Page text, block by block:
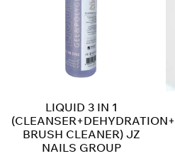
LIQUID 3 IN 1
(CLEANSER+DEHYDRATION+
BRUSH CLEANER) JZ
NAILS GROUP